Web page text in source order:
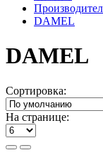
DAMEL
DAMEL
Сортировка:
На странице: